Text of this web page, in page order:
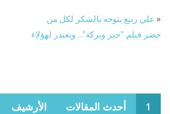
« علي ربيع يتوجه بالشكر لكل من
حضر فيلم "خير وبركة".. ويعتذر لهؤلاء
1 أحدث المقالات الأرشيف